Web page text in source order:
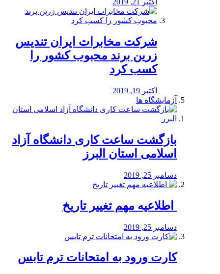
اکتبر 21, 2019
شرکت مخابرات ایران تندیس
زرین برند محبوب کشور را
کسب کرد
اکتبر 19, 2019
آزمایشگاه ها
بازگشت ساعت کاری دانشگاه آزاد
اسلامی استان البرز
دسامبر 25, 2019
️ اطلاعیه مهم تغییر تاریخ
دسامبر 25, 2019
کارت ورود به امتحانات ترم تابس